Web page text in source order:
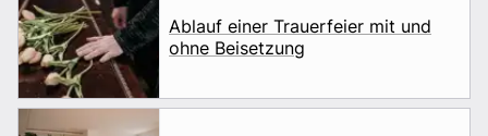
Ablauf einer Trauerfeier mit und
ohne Beisetzung